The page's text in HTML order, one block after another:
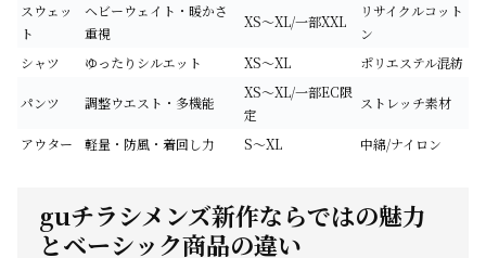
スウェッ
ト
ヘビーウェイト・暖かさ
重視
XS～XL/一部XXL
リサイクルコット
ン
シャツ
ゆったりシルエット XS～XL ポリエステル混紡
パンツ 調整ウエスト・多機能
XS～XL/一部EC限
定
ストレッチ素材
アウター 軽量・防風・着回し力 S～XL 中綿/ナイロン
guチラシメンズ新作ならではの魅力
とベーシック商品の違い